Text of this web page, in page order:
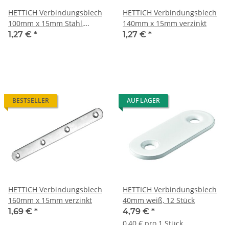
HETTICH Verbindungsblech
100mm x 15mm Stahl,
verzinkt
1,27 € *
HETTICH Verbindungsblech
140mm x 15mm verzinkt
1,27 € *
BESTSELLER
HETTICH Verbindungsblech
160mm x 15mm verzinkt
1,69 € *
AUF LAGER
HETTICH Verbindungsblech
40mm weiß, 12 Stück
4,79 € *